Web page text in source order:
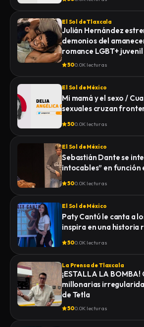
El Sol de Tlaxcala
Julián Hernández
demonios del
romance LGBT+ juvenil
500.0K lecturas
El Sol de México
Mi mamá y el sexo /
sexuales cruzan
500.0K lecturas
El Sol de México
Sebastián Dante se
intocables” en función
500.0K lecturas
El Sol de México
Paty Cantú le canta a
inspira en una historia
500.0K lecturas
La Prensa de Tlaxcala
¡ESTALLA LA BOMBA!
millonarias
de Tetla
500.0K lecturas